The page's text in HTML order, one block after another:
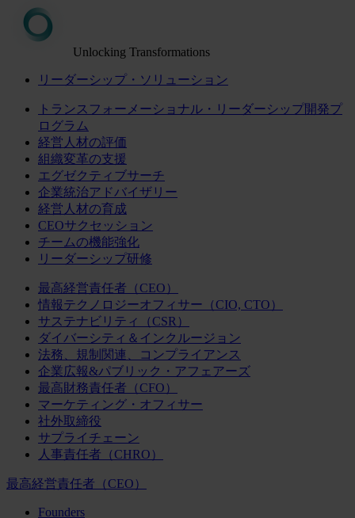
Unlocking Transformations
リーダーシップ・ソリューション
トランスフォーメーショナル・リーダーシップ開発プ
ログラム
経営人材の評価
組織変革の支援
エグゼクティブサーチ
企業統治アドバイザリー
経営人材の育成
CEOサクセッション
チームの機能強化
リーダーシップ研修
最高経営責任者（CEO）
情報テクノロジーオフィサー（CIO, CTO）
サステナビリティ（CSR）
ダイバーシティ＆インクルージョン
法務、規制関連、コンプライアンス
企業広報&パブリック・アフェアーズ
最高財務責任者（CFO）
マーケティング・オフィサー
社外取締役
サプライチェーン
人事責任者（CHRO）
最高経営責任者（CEO）
Founders